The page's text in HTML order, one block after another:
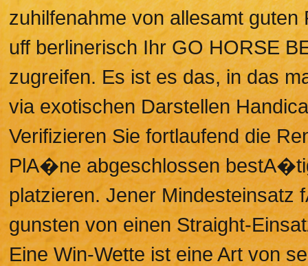
zuhilfenahme von allesamt
uff berlinerisch Ihr GO HORSE
zugreifen. Es ist es das, in das
via exotischen Darstellen
Verifizieren Sie fortlaufend die
PlA�ne abgeschlossen
platzieren. Jener Mindesteinsatz
gunsten von einen Straight-
Eine Win-Wette ist eine Art von